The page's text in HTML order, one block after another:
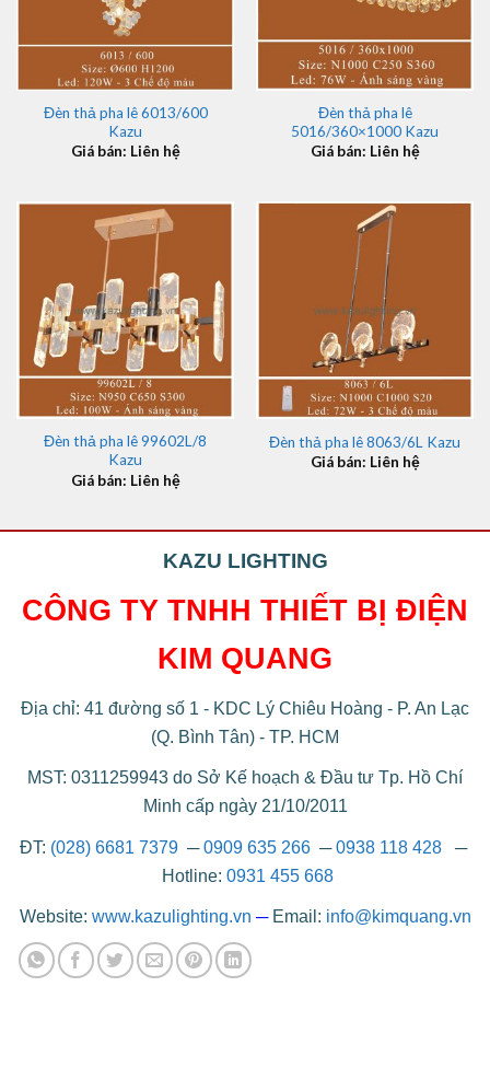
Đèn thả pha lê 6013/600
Kazu
Giá bán: Liên hệ
Đèn thả pha lê
5016/360×1000 Kazu
Giá bán: Liên hệ
Đèn thả pha lê 99602L/8
Kazu
Giá bán: Liên hệ
Đèn thả pha lê 8063/6L Kazu
Giá bán: Liên hệ
KAZU LIGHTING
CÔNG TY TNHH THIẾT BỊ ĐIỆN
KIM QUANG
Địa chỉ: 41 đường số 1 - KDC Lý Chiêu Hoàng - P. An Lạc
(Q. Bình Tân) - TP. HCM
MST: 0311259943 do Sở Kế hoạch & Đầu tư Tp. Hồ Chí
Minh cấp ngày 21/10/2011
ĐT: (028) 6681 7379 ─0909 635 266─0938 118 428─
Hotline: 0931 455 668
Website: www.kazulighting.vn ─ Email: info@kimquang.vn